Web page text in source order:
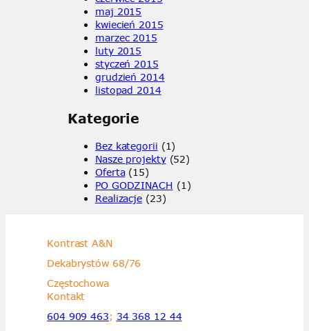
maj 2015
kwiecień 2015
marzec 2015
luty 2015
styczeń 2015
grudzień 2014
listopad 2014
Kategorie
Bez kategorii (1)
Nasze projekty(52)
Oferta(15)
PO GODZINACH (1)
Realizacje (23)
Kontrast A&N
Dekabrystów 68/76
Częstochowa
Kontakt
604 909 463; 34 368 12 44